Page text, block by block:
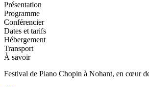
Présentation
Programme
Conférencier
Dates et tarifs
Hébergement
Transport
À savoir
Festival de Piano Chopin à Nohant, en cœur